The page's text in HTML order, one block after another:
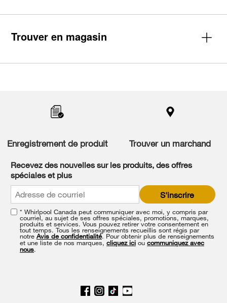
Trouver en magasin
can
the
end
this
page
Enregistrement de produit Trouver un marchand
Recevez des nouvelles sur les produits, des offres
spéciales et plus
S'inscrire
* Whirlpool Canada peut communiquer avec moi, y compris par
courriel, au sujet de ses offres spéciales, promotions, marques,
produits et services. Vous pouvez retirer votre consentement en
tout temps. Tous les renseignements recueillis sont régis par
notre Avis de confidentialité. Pour obtenir plus de renseignements
et une liste de nos marques, cliquez ici ou communiquez avec
nous.